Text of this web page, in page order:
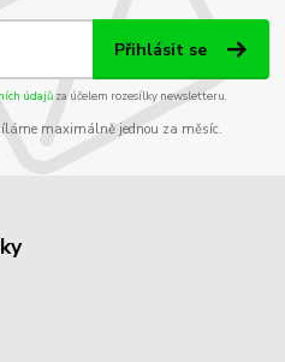
Přihlásit se
údajůza účelem rozesílky newsletteru.
maximálně jednou za měsíc.